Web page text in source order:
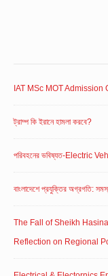
IAT MSc MOT Admission
ট্রাম্প কি ইরানে হামলা করবে?
পরিবহনের ভবিষ্যত-Electric
বাংলাদেশে প্রযুক্তির অগ্রগতি:
The Fall of Sheikh
Reflection on Regional